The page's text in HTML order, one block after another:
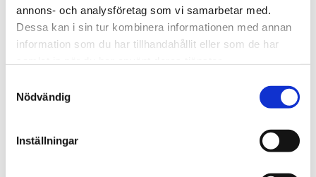
annons- och analysföretag som vi samarbetar med.
Dessa kan i sin tur kombinera informationen med annan
information som du har tillhandahållit eller som de har
Nödvändig
Inställningar
Randviken för cirka 7,1 mdkr. Dessa typer av affärer
ingår inte i Svefas sammanställning över total volym
De utländska investerarna har varit involverade i
flertalet stora affärer. Av de fem största affärerna som
svensk köpare. Det var årets näst största affär där
Kåpan Pensioner förvärvade resterande 50 procent av